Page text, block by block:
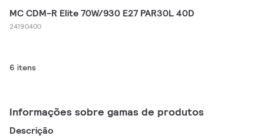
MC CDM-R Elite 70W/930 E27 PAR30L 40D
24190400
6 itens
Informações sobre gamas de produtos
Descrição